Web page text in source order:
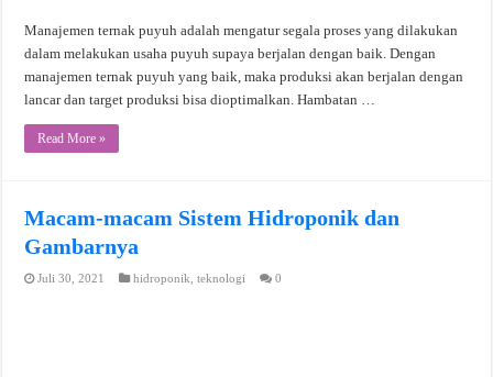
Manajemen ternak puyuh adalah mengatur segala proses yang dilakukan
dalam melakukan usaha puyuh supaya berjalan dengan baik. Dengan
manajemen ternak puyuh yang baik, maka produksi akan berjalan dengan
lancar dan target produksi bisa dioptimalkan. Hambatan …
Read More »
Macam-macam Sistem Hidroponik dan
Gambarnya
Juli 30, 2021 hidroponik ,teknologi 0